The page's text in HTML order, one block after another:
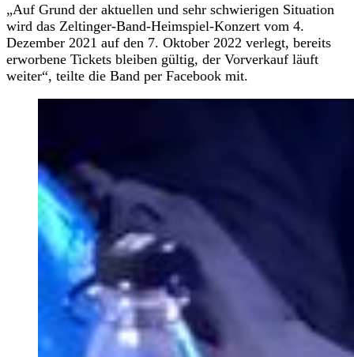
„Auf Grund der aktuellen und sehr schwierigen Situation
wird das Zeltinger-Band-Heimspiel-Konzert vom 4.
Dezember 2021 auf den 7. Oktober 2022 verlegt, bereits
erworbene Tickets bleiben gültig, der Vorverkauf läuft
weiter“, teilte die Band per Facebook mit.